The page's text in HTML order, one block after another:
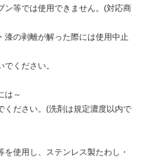
ン等では使用できません。(対応商
漆の剥離が解った際には使用中止
ください。
は～
ください。(洗剤は規定濃度以内で
使用し、ステンレス製たわし・